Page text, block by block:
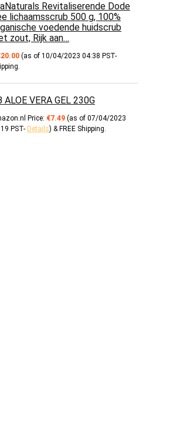
Revitaliserende Dode
lichaamsscrub 500 g, 100%
voedende huidscrub
zout, Rijk aan…
20.00 (as of 10/04/2023 04:38 PST-
.
ALOE VERA GEL 230G
Price: €7.49 (as of 07/04/2023
PST- Details) & FREE Shipping.